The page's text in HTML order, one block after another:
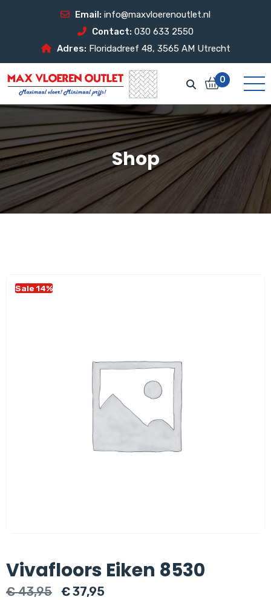
Email: info@maxvloerenoutlet.nl
Contact: 030 633 2550
Adres: Floridadreef 48, 3565 AM Utrecht
0
Shop
Sale 14%
Vivafloors Eiken 8530
€43,95
Oorspronkelijke
€37,95